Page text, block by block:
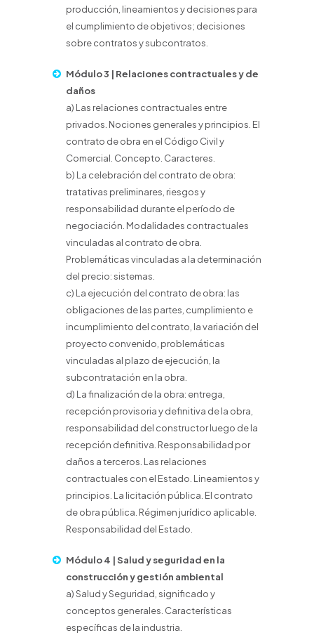
producción, lineamientos y decisiones para
el cumplimiento de objetivos; decisiones
sobre contratos y subcontratos.
Módulo 3 | Relaciones contractuales y de
daños
a) Las relaciones contractuales entre
privados. Nociones generales y principios. El
contrato de obra en el Código Civil y
Comercial. Concepto. Caracteres.
b) La celebración del contrato de obra:
tratativas preliminares, riesgos y
responsabilidad durante el período de
negociación. Modalidades contractuales
vinculadas al contrato de obra.
Problemáticas vinculadas a la determinación
del precio: sistemas.
c) La ejecución del contrato de obra: las
obligaciones de las partes, cumplimiento e
incumplimiento del contrato, la variación del
proyecto convenido, problemáticas
vinculadas al plazo de ejecución, la
subcontratación en la obra.
d) La finalización de la obra: entrega,
recepción provisoria y definitiva de la obra,
responsabilidad del constructor luego de la
recepción definitiva. Responsabilidad por
daños a terceros. Las relaciones
contractuales con el Estado. Lineamientos y
principios. La licitación pública. El contrato
de obra pública. Régimen jurídico aplicable.
Responsabilidad del Estado.
Módulo 4 | Salud y seguridad en la
construcción y gestión ambiental
a) Salud y Seguridad, significado y
conceptos generales. Características
específicas de la industria.